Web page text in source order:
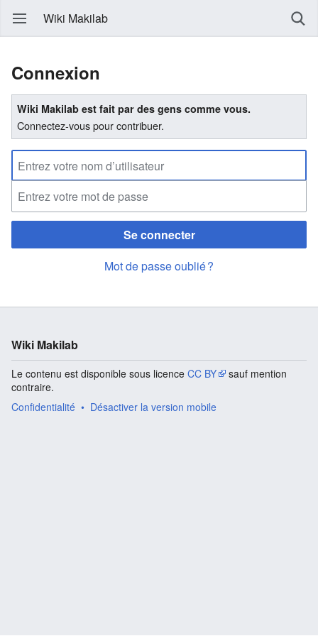
Wiki Makilab
Connexion
Wiki Makilab est fait par des gens comme vous.
Connectez-vous pour contribuer.
Se connecter
Mot de passe oublié ?
Wiki Makilab
Le contenu est disponible sous licence CC BY
sauf mention
contraire.
Confidentialité
Désactiver la version mobile